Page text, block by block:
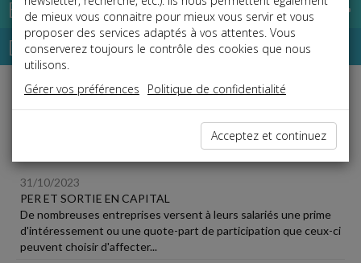
Base documentaire
Dépêches
Liste des dernières dépêches
31/10/2023
PER ET SORTIE EN CAPITAL
De nombreuses entreprises versent à leurs salariés une prime
d'intéressement ou une quote-part de participation que ceux-ci
peuvent choisir d'affecter...
de mieux vous connaitre pour mieux vous servir et vous
proposer des services adaptés à vos attentes. Vous
conserverez toujours le contrôle des cookies que nous
utilisons.
Gérer vos préférences
Politique de confidentialité
Acceptez et continuez